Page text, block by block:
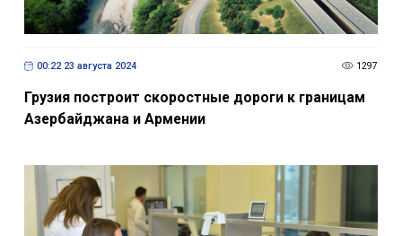
00:22 23 августа 2024 1297
Грузия построит скоростные дороги к границам
Азербайджана и Армении